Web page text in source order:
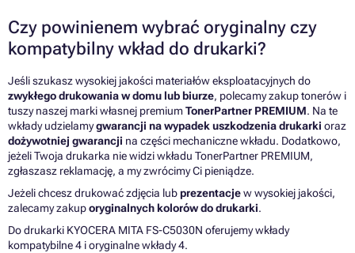
Czy powinienem wybrać oryginalny czy
kompatybilny wkład do drukarki?
Jeśli szukasz wysokiej jakości materiałów eksploatacyjnych do
zwykłego drukowania w domu lub biurze, polecamy zakup tonerów i
tuszy naszej marki własnej premiumTonerPartner PREMIUM. Na te
wkłady udzielamygwarancji na wypadek uszkodzenia drukarki oraz
dożywotniej gwarancji na części mechaniczne wkładu. Dodatkowo,
jeżeli Twoja drukarka nie widzi wkładu TonerPartner PREMIUM,
zgłaszasz reklamację, a my zwrócimy Ci pieniądze.
Jeżeli chcesz drukować zdjęcia lubprezentacjew wysokiej jakości,
zalecamy zakuporyginalnych kolorów do drukarki.
Do drukarki KYOCERA MITA FS-C5030N oferujemy wkłady
kompatybilne 4 i oryginalne wkłady 4.